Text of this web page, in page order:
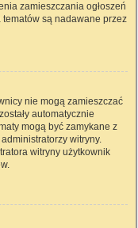
zamieszczania ogłoszeń
są nadawane przez
nie mogą zamieszczać
automatycznie
mogą być zamykane z
witryny.
witryny użytkownik